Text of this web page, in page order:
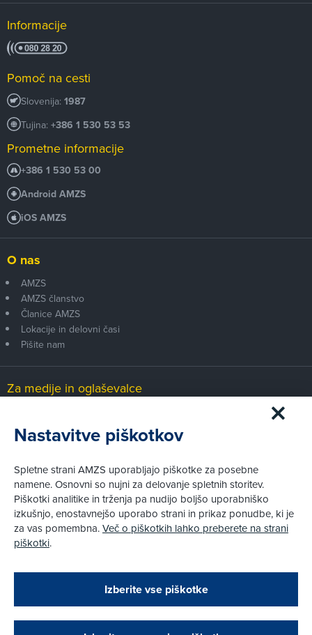
Zapri
Podarjamo vam 10 €!
Obstoječi in novi AMZS člani, ki boste v AMZS
opravili registracijo vozila, boste prejeli
Informacije
Pomoč na cesti
Slovenija: 1987
Tujina: +386 1 530 53 53
Prometne informacije
+386 1 530 53 00
Android AMZS
iOS AMZS
O nas
AMZS
AMZS članstvo
Članice AMZS
Lokacije in delovni časi
Pišite nam
Za medije in oglaševalce
Piškotki
Politika zasebnosti
Informacije o obdelavi osebnih podatkov - videonadzor
Pravno obvestilo
Izvensodno reševanje potrošniških sporov
Cenik članstva AMZS
Pri spletni včlanitvi so podprta naslednja plačilna sredstva:
Nastavitve piškotkov
Spletne strani AMZS uporabljajo piškotke za posebne
namene. Osnovni so nujni za delovanje spletnih storitev.
Piškotki analitike in trženja pa nudijo boljšo uporabniško
izkušnjo, enostavnejšo uporabo strani in prikaz ponudbe, ki je
za vas pomembna.Več o piškotkih lahko preberete na strani
piškotki.
Izberite vse piškotke